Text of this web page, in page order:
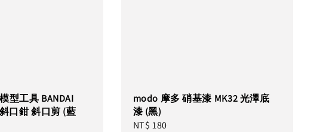
型工具 BANDAI
口鉗 斜口剪 (藍
modo 摩多 硝基漆 MK32 光澤底
漆 (黑)
Regular
NT$ 180